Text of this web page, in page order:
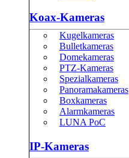
Koax-Kameras
Kugelkameras
Bulletkameras
Domekameras
PTZ-Kameras
Spezialkameras
Panoramakameras
Boxkameras
Alarmkameras
LUNA PoC
IP-Kameras